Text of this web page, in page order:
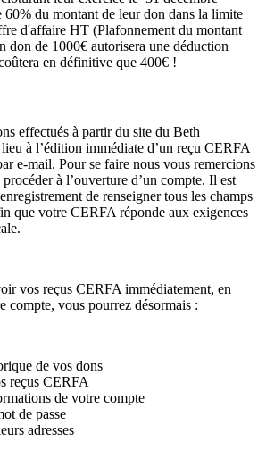
du montant de leur don dans la limite
d'affaire HT (Plafonnement du montant
don de 1000€ autorisera une déduction
en définitive que 400€ !
effectués à partir du site du Beth
à l’édition immédiate d’un reçu CERFA
e-mail. Pour se faire nous vous remercions
à l’ouverture d’un compte. Il est
de renseigner tous les champs
que votre CERFA réponde aux exigences
vos reçus CERFA immédiatement, en
compte, vous pourrez désormais :
de vos dons
reçus CERFA
de votre compte
de passe
adresses